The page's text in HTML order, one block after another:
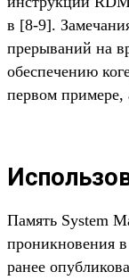
в [8-9].
прерываний на
обеспечению
первом примере,
Память System
проникновения
ранее